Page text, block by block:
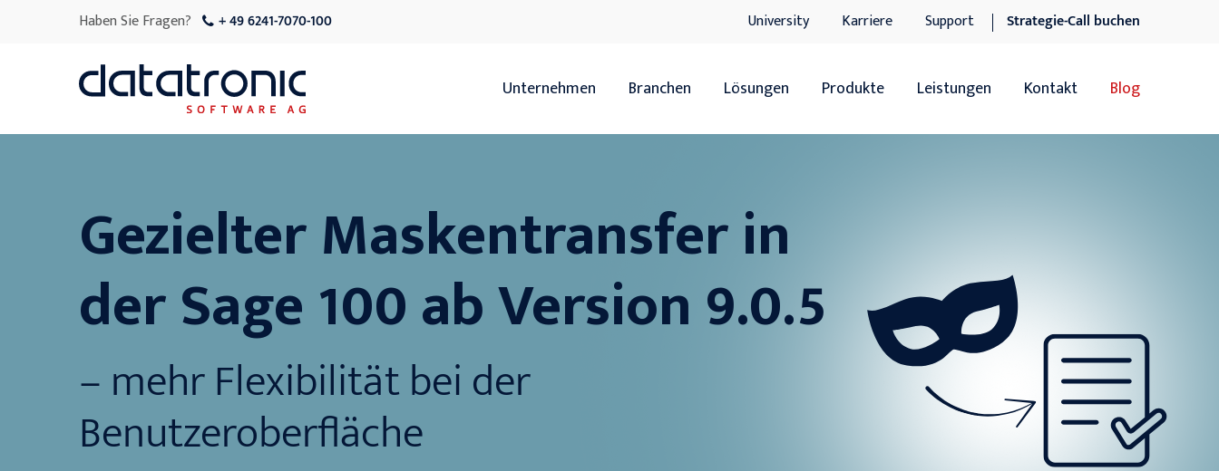
Haben Sie Fragen? + 49 6241-7070-100 University Karriere Support Strategie-Call buchen
Unternehmen Branchen
Servicedienstleister
Handwerk
Lösungen
xRM
DMS
Produkte
DocuWare DMS
DocuWare DMS Add-ons
Docuware connect to Sage 100
Leistungen
Support
Kontakt Blog
Gezielter Maskentransferin
der Sage 100 abVersion 9.0.5
– mehr Flexibilität bei der
Benutzeroberfläche